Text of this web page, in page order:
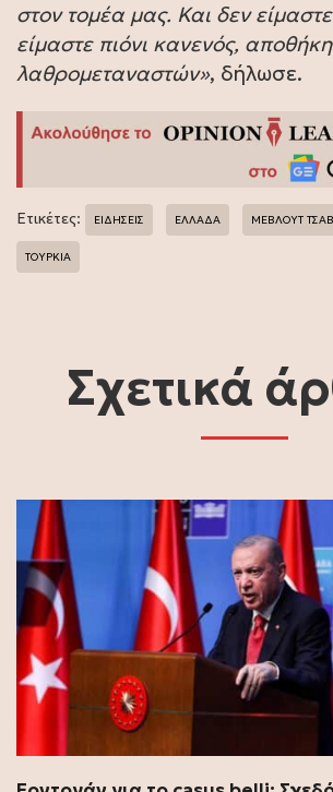
στον τομέα μας. Και δεν
είμαστε πιόνι κανενός, αποθήκη
λαθρομεταναστών», δήλωσε.
Ετικέτες: ΕΙΔΗΣΕΙΣ ΕΛΛΑΔΑ ΜΕΒΛΟΥΤ
ΤΟΥΡΚΙΑ
Σχετικά